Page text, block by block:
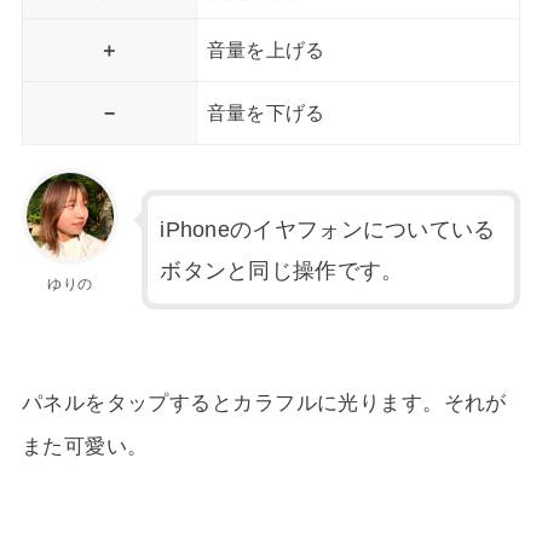
＋ 音量を上げる
− 音量を下げる
ゆりの
iPhoneのイヤフォンについている
ボタンと同じ操作です。
パネルをタップするとカラフルに光ります。それが
また可愛い。